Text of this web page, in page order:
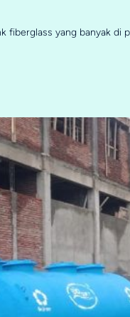
fiberglass yang banyak di